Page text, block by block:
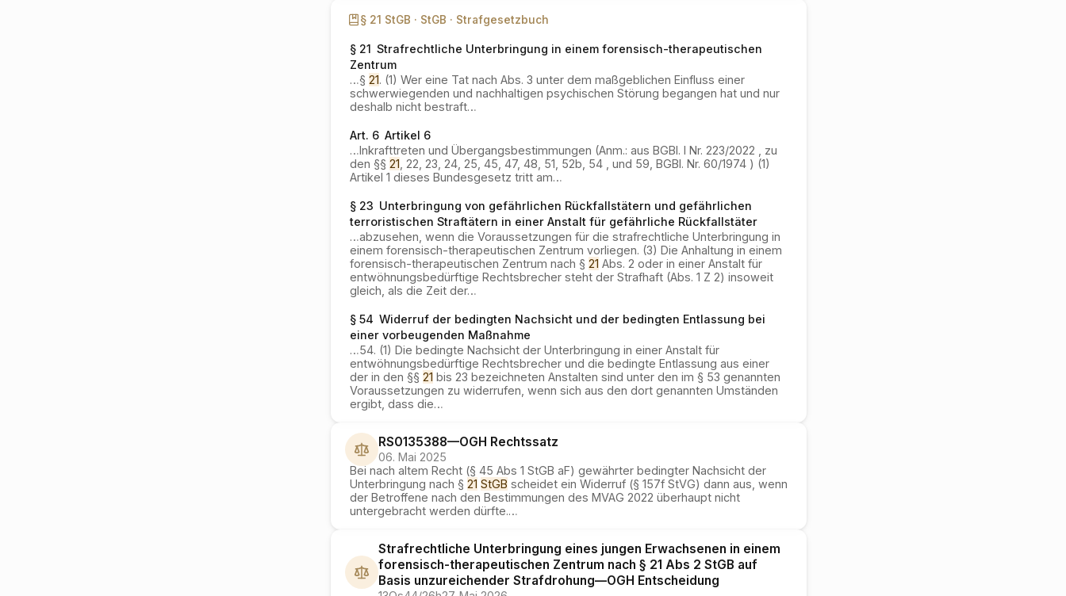
§ 21 StGB · StGB · Strafgesetzbuch
§ 21 Strafrechtliche Unterbringung in einem forensisch-therapeutischen
Zentrum
…§ 21. (1) Wer eine Tat nach Abs. 3 unter dem maßgeblichen Einfluss einer
schwerwiegenden und nachhaltigen psychischen Störung begangen hat und nur
deshalb nicht bestraft…
Art. 6 Artikel 6
…Inkrafttreten und Übergangsbestimmungen (Anm.: aus BGBl. I Nr. 223/2022 , zu
den §§ 21 , 22, 23, 24, 25, 45, 47, 48, 51, 52b, 54 , und 59, BGBl. Nr. 60/1974 ) (1)
Artikel 1 dieses Bundesgesetz tritt am…
§ 23 Unterbringung von gefährlichen Rückfallstätern und gefährlichen
terroristischen Straftätern in einer Anstalt für gefährliche Rückfallstäter
…abzusehen, wenn die Voraussetzungen für die strafrechtliche Unterbringung in
einem forensisch-therapeutischen Zentrum vorliegen. (3) Die Anhaltung in einem
forensisch-therapeutischen Zentrum nach § 21 Abs. 2 oder in einer Anstalt für
entwöhnungsbedürftige Rechtsbrecher steht der Strafhaft (Abs. 1 Z 2) insoweit
gleich, als die Zeit der…
§ 54 Widerruf der bedingten Nachsicht und der bedingten Entlassung bei
einer vorbeugenden Maßnahme
…54. (1) Die bedingte Nachsicht der Unterbringung in einer Anstalt für
entwöhnungsbedürftige Rechtsbrecher und die bedingte Entlassung aus einer
der in den §§ 21 bis 23 bezeichneten Anstalten sind unter den im § 53 genannten
Voraussetzungen zu widerrufen, wenn sich aus den dort genannten Umständen
ergibt, dass die…
RS0135388—OGH Rechtssatz
06. Mai 2025
Bei nach altem Recht (§ 45 Abs 1 StGB aF) gewährter bedingter Nachsicht der
Unterbringung nach § 21 StGB scheidet ein Widerruf (§ 157f StVG) dann aus, wenn
der Betroffene nach den Bestimmungen des MVAG 2022 überhaupt nicht
untergebracht werden dürfte.…
Strafrechtliche Unterbringung eines jungen Erwachsenen in einem
forensisch-therapeutischen Zentrum nach § 21 Abs 2 StGB auf
Basis unzureichender Strafdrohung—OGH Entscheidung